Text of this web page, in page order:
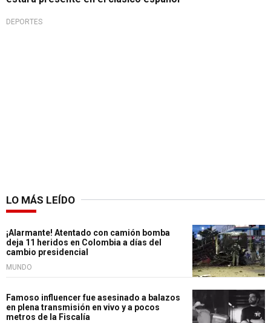
DEPORTES
LO MÁS LEÍDO
¡Alarmante! Atentado con camión bomba
deja 11 heridos en Colombia a días del
cambio presidencial
MUNDO
Famoso influencer fue asesinado a balazos
en plena transmisión en vivo y a pocos
metros de la Fiscalía